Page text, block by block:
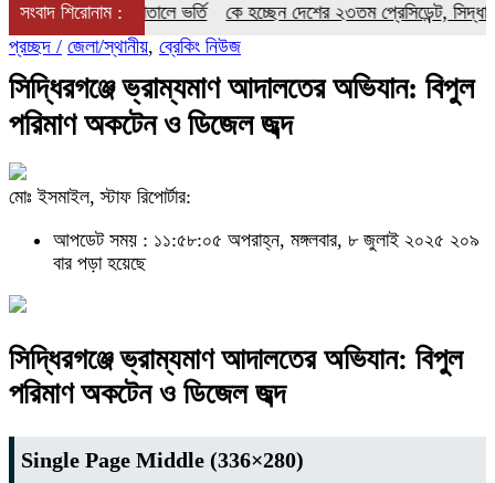
সংবাদ শিরোনাম :
পর্যন্ত হাসপাতালে ভর্তি
কে হচ্ছেন দেশের ২৩তম প্রেসিডেন্ট, সিদ্ধান্ত
প্রচ্ছদ / জেলা/স্থানীয়, ব্রেকিং নিউজ
সিদ্ধিরগঞ্জে ভ্রাম্যমাণ আদালতের অভিযান: বিপুল
পরিমাণ অকটেন ও ডিজেল জব্দ
মোঃ ইসমাইল, স্টাফ রিপোর্টার:
আপডেট সময় : ১১:৫৮:০৫ অপরাহ্ন, মঙ্গলবার, ৮ জুলাই ২০২৫ ২০৯
বার পড়া হয়েছে
সিদ্ধিরগঞ্জে ভ্রাম্যমাণ আদালতের অভিযান: বিপুল
পরিমাণ অকটেন ও ডিজেল জব্দ
Single Page Middle (336×280)